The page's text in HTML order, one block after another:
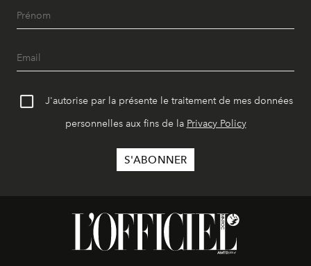
J'autorise par la présente le traitement de mes données
personnelles aux fins de la Privacy Policy